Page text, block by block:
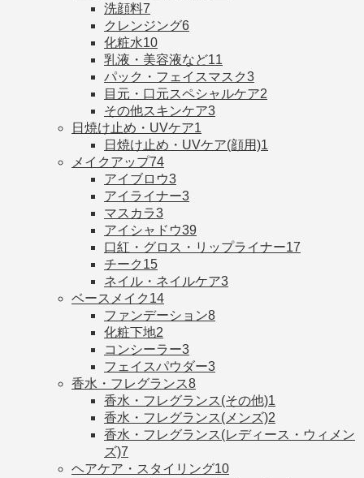
洗顔料7
クレンジング6
化粧水10
乳液・美容液など11
パック・フェイスマスク3
目元・口元スペシャルケア2
その他スキンケア3
日焼け止め・UVケア1
日焼け止め・UVケア(顔用)1
メイクアップ74
アイブロウ3
アイライナー3
マスカラ3
アイシャドウ39
口紅・グロス・リップライナー17
チーク 15
ネイル・ネイルケア3
ベースメイク 14
ファンデーション8
化粧下地2
コンシーラー3
フェイスパウダー3
香水・フレグランス8
香水・フレグランス(その他)1
香水・フレグランス(メンズ)2
香水・フレグランス(レディース・ウィメン
ズ)7
ヘアケア・スタイリング10